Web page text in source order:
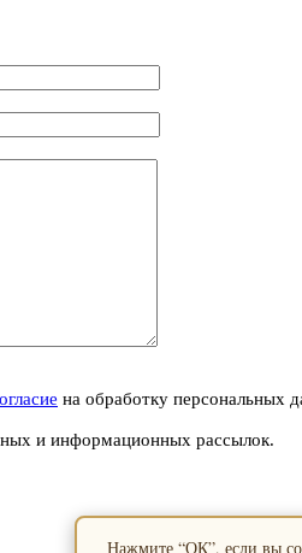
на обработку персональных
и информационных рассылок.
Нажмите “ОК”, если вы